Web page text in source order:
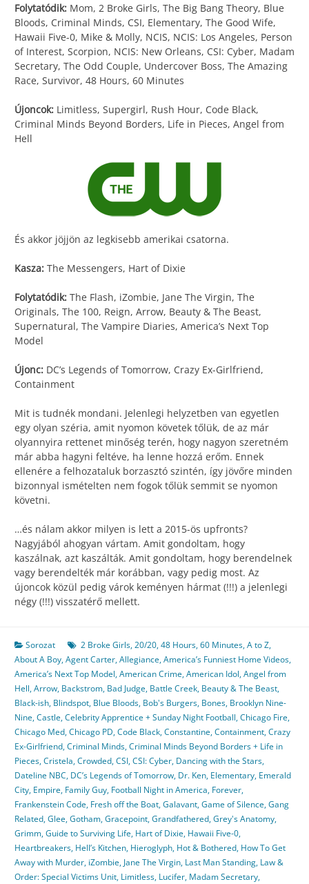
Folytatódik: Mom, 2 Broke Girls, The Big Bang Theory, Blue
Bloods, Criminal Minds, CSI, Elementary, The Good Wife,
Hawaii Five-0, Mike & Molly, NCIS, NCIS: Los Angeles, Person
of Interest, Scorpion, NCIS: New Orleans, CSI: Cyber, Madam
Secretary, The Odd Couple, Undercover Boss, The Amazing
Race, Survivor, 48 Hours, 60 Minutes
Újoncok: Limitless, Supergirl, Rush Hour, Code Black,
Criminal Minds Beyond Borders, Life in Pieces, Angel from
Hell
És akkor jöjjön az legkisebb amerikai csatorna.
Kasza: The Messengers, Hart of Dixie
Folytatódik: The Flash, iZombie, Jane The Virgin, The
Originals, The 100, Reign, Arrow, Beauty & The Beast,
Supernatural, The Vampire Diaries, America’s Next Top
Model
Újonc: DC’s Legends of Tomorrow, Crazy Ex-Girlfriend,
Containment
Mit is tudnék mondani. Jelenlegi helyzetben van egyetlen
egy olyan széria, amit nyomon követek tőlük, de az már
olyannyira rettenet minőség terén, hogy nagyon szeretném
már abba hagyni feltéve, ha lenne hozzá erőm. Ennek
ellenére a felhozataluk borzasztó szintén, így jövőre minden
bizonnyal ismételten nem fogok tőlük semmit se nyomon
követni.
…és nálam akkor milyen is lett a 2015-ös upfronts?
Nagyjából ahogyan vártam. Amit gondoltam, hogy
kaszálnak, azt kaszálták. Amit gondoltam, hogy berendelnek
vagy berendelték már korábban, vagy pedig most. Az
újoncok közül pedig várok keményen hármat (!!!) a jelenlegi
négy (!!!) visszatérő mellett.
Sorozat 2 Broke Girls,20/20,48 Hours,60 Minutes,A to Z,
About A Boy,Agent Carter,Allegiance,America’s Funniest Home Videos,
America’s Next Top Model,American Crime,American Idol,Angel from
Hell,Arrow, Backstrom, Bad Judge, Battle Creek, Beauty & The Beast,
Black-ish, Blindspot, Blue Bloods, Bob's Burgers, Bones, Brooklyn Nine-
Nine,Castle,Celebrity Apprentice + Sunday Night Football,Chicago Fire,
Chicago Med,Chicago PD,Code Black,Constantine,Containment,Crazy
Ex-Girlfriend,Criminal Minds,Criminal Minds Beyond Borders + Life in
Pieces,Cristela,Crowded,CSI,CSI: Cyber, Dancing with the Stars,
Dateline NBC, DC’s Legends of Tomorrow, Dr. Ken, Elementary, Emerald
City, Empire, Family Guy, Football Night in America, Forever,
Frankenstein Code, Fresh off the Boat,Galavant,Game of Silence,Gang
Related,Glee,Gotham,Gracepoint,Grandfathered,Grey's Anatomy,
Grimm,Guide to Surviving Life, Hart of Dixie, Hawaii Five-0,
Heartbreakers, Hell’s Kitchen, Hieroglyph, Hot & Bothered, How To Get
Away with Murder, iZombie,Jane The Virgin, Last Man Standing, Law &
Order: Special Victims Unit, Limitless, Lucifer, Madam Secretary,